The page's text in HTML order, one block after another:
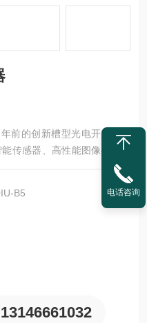
前的创新槽型光电开关 - 如
传感器、高性能图像处理组
安全技术产品的制造商，这
，如装配与搬运、机器人、包
化妆品、电子行业。此外，
B5
13146661032
电话咨询